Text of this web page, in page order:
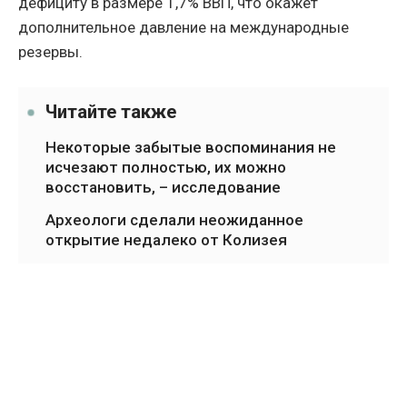
дополнительное давление на международные
резервы.
Читайте также
Некоторые забытые воспоминания не
исчезают полностью, их можно
восстановить, – исследование
Археологи сделали неожиданное
открытие недалеко от Колизея